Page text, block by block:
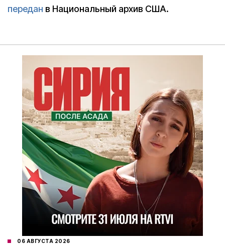
передан в Национальный архив США.
06 АВГУСТА 2026